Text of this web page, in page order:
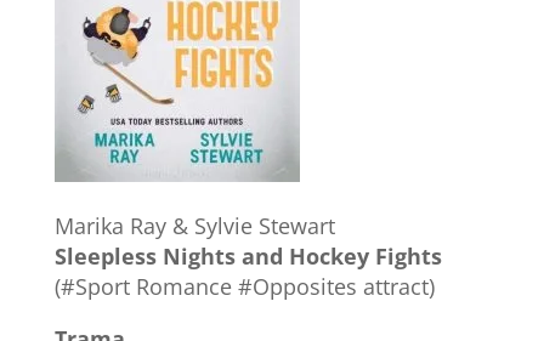
Marika Ray & Sylvie Stewart
Sleepless Nights and Hockey Fights
(#Sport Romance #Opposites attract)